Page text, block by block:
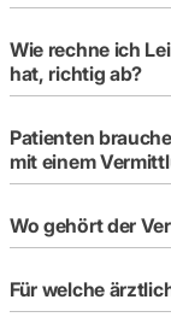
Wie rechne ich
hat, richtig ab?
Patienten
mit einem
Wo gehört der
Für welche